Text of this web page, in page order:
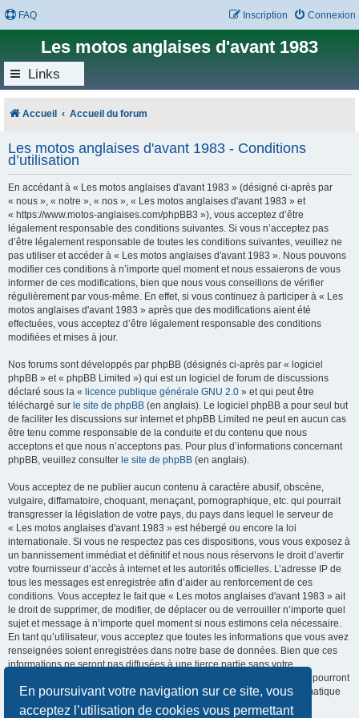
En poursuivant votre navigation sur ce site, vous
acceptez l’utilisation de cookies vous permettant
FAQ Connexion
Inscription
Les motos anglaises d'avant 1983
Links
Accueil Accueil du forum
Les motos anglaises d'avant 1983 - Conditions
d’utilisation
En accédant à « Les motos anglaises d'avant 1983 » (désigné ci-après par
« nous », « notre », « nos », « Les motos anglaises d'avant 1983 » et
« https://www.motos-anglaises.com/phpBB3 »), vous acceptez d’être
légalement responsable des conditions suivantes. Si vous n’acceptez pas
d’être légalement responsable de toutes les conditions suivantes, veuillez ne
pas utiliser et accéder à « Les motos anglaises d'avant 1983 ». Nous pouvons
modifier ces conditions à n’importe quel moment et nous essaierons de vous
informer de ces modifications, bien que nous vous conseillons de vérifier
régulièrement par vous-même. En effet, si vous continuez à participer à « Les
motos anglaises d'avant 1983 » après que des modifications aient été
effectuées, vous acceptez d’être légalement responsable des conditions
modifiées et mises à jour.
Nos forums sont développés par phpBB (désignés ci-après par « logiciel
phpBB » et « phpBB Limited ») qui est un logiciel de forum de discussions
déclaré sous la « licence publique générale GNU 2.0 » et qui peut être
téléchargé sur le site de phpBB (en anglais). Le logiciel phpBB a pour seul but
de faciliter les discussions sur internet et phpBB Limited ne peut en aucun cas
être tenu comme responsable de la conduite et du contenu que nous
acceptons et que nous n’acceptons pas. Pour plus d’informations concernant
phpBB, veuillez consulter le site de phpBB (en anglais).
Vous acceptez de ne publier aucun contenu à caractère abusif, obscène,
vulgaire, diffamatoire, choquant, menaçant, pornographique, etc. qui pourrait
transgresser la législation de votre pays, du pays dans lequel le serveur de
« Les motos anglaises d'avant 1983 » est hébergé ou encore la loi
internationale. Si vous ne respectez pas ces dispositions, vous vous exposez à
un bannissement immédiat et définitif et nous nous réservons le droit d’avertir
votre fournisseur d’accès à internet et les autorités officielles. L’adresse IP de
tous les messages est enregistrée afin d’aider au renforcement de ces
conditions. Vous acceptez le fait que « Les motos anglaises d'avant 1983 » ait
le droit de supprimer, de modifier, de déplacer ou de verrouiller n’importe quel
sujet et message à n’importe quel moment si nous estimons cela nécessaire.
En tant qu’utilisateur, vous acceptez que toutes les informations que vous avez
renseignées soient enregistrées dans notre base de données. Bien que ces
informations ne seront pas diffusées à une tierce partie sans votre
consentement, ni « Les motos anglaises d'avant 1983 », ni phpBB, ne pourront
être tenus comme responsables en cas de tentative de piratage informatique
visant à compromettre vos données.